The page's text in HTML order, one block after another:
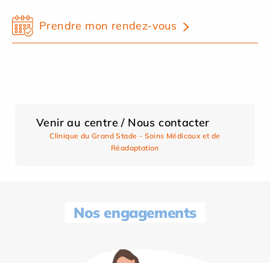
Prendre mon rendez-vous
Venir au centre / Nous contacter
Clinique du Grand Stade - Soins Médicaux et de
Réadaptation
Nos engagements